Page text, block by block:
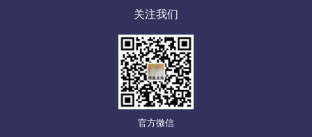
关注我们
官方微信